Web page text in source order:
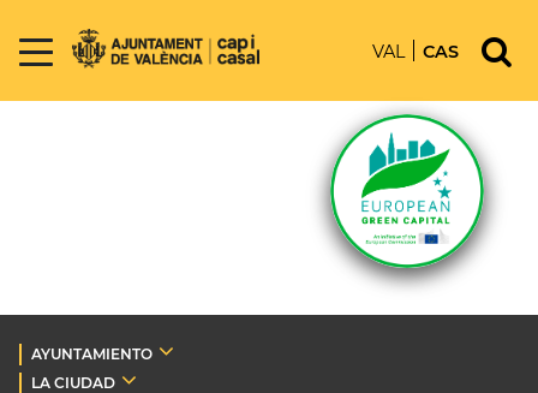
VAL CAS
AYUNTAMIENTO
LA CIUDAD